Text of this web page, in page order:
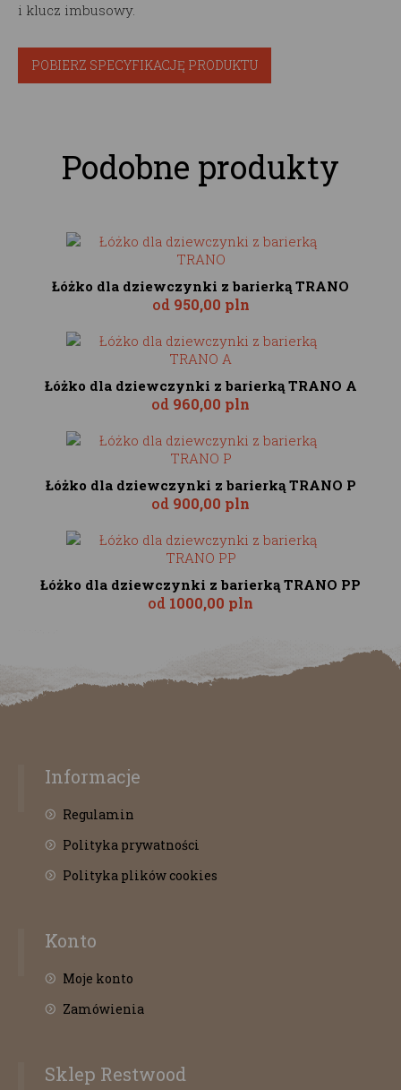
i klucz imbusowy.
POBIERZ SPECYFIKACJĘ PRODUKTU
Podobne produkty
Łóżko dla dziewczynki z barierką TRANO
od 950,00 pln
Łóżko dla dziewczynki z barierką TRANO A
od 960,00 pln
Łóżko dla dziewczynki z barierką TRANO P
od 900,00 pln
Łóżko dla dziewczynki z barierką TRANO PP
od 1000,00 pln
Informacje
Regulamin
Polityka prywatności
Polityka plików cookies
Konto
Moje konto
Zamówienia
Sklep Restwood